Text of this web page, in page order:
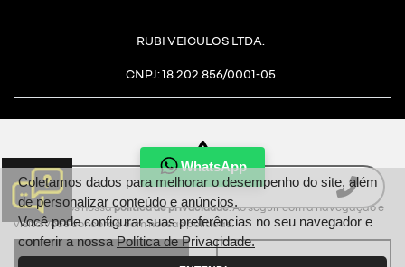
WhatsApp
RUBI VEICULOS LTDA.
CNPJ: 18.202.856/0001-05
Desacelere. Seu bem maior é a
vida.
Para otimizar sua experiência durante a navegação, fazemos uso de
nossa política de cookies e para proteger seus dados pessoais
respeitamos nossapolítica de privacidade. Ao seguir com a navegação e
visita você concorda com nossas políticas.
aceitar recusar
Coletamos dados para melhorar o desempenho do site, além
de personalizar conteúdo e anúncios.
Você pode configurar suas preferências no seu navegador e
conferir a nossaPolítica de Privacidade.